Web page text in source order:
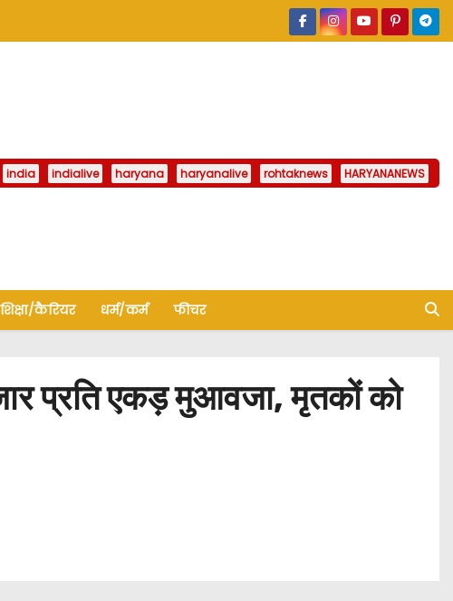
india indialive haryana haryanalive rohtaknews HARYANANEWS
शिक्षा/कैरियर धर्म/कर्म फीचर
प्रति एकड़ मुआवजा, मृतकों को